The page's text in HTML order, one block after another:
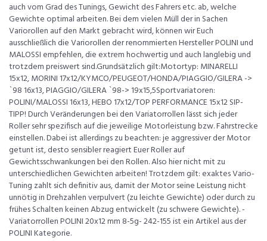
auch vom Grad des Tunings, Gewicht des Fahrers etc. ab, welche
Gewichte optimal arbeiten. Bei dem vielen Müll der in Sachen
Variorollen auf den Markt gebracht wird, können wir Euch
ausschließlich die Variorollen der renommierten Hersteller POLINI und
MALOSSI empfehlen, die extrem hochwertig und auch langlebig und
trotzdem preiswert sind.Grundsätzlich gilt:Motortyp: MINARELLI
15x12, MORINI 17x12/KYMCO/PEUGEOT/HONDA/PIAGGIO/GILERA ->
`98 16x13, PIAGGIO/GILERA `98-> 19x15,5Sportvariatoren:
POLINI/MALOSSI 16x13, HEBO 17x12/TOP PERFORMANCE 15x12 SIP-
TIPP! Durch Veränderungen bei den Variatorrollen lässt sich jeder
Roller sehr spezifisch auf die jeweilige Motorleistung bzw. Fahrstrecke
einstellen. Dabei ist allerdings zu beachten: je aggressiver der Motor
getunt ist, desto sensibler reagiert Euer Roller auf
Gewichtsschwankungen bei den Rollen. Also hier nicht mit zu
unterschiedlichen Gewichten arbeiten! Trotzdem gilt: exaktes Vario-
Tuning zahlt sich definitiv aus, damit der Motor seine Leistung nicht
unnötig in Drehzahlen verpulvert (zu leichte Gewichte) oder durch zu
frühes Schalten keinen Abzug entwickelt (zu schwere Gewichte). -
Variatorrollen POLINI 20x12 mm 8-5g- 242-155 ist ein Artikel aus der
POLINI Kategorie.